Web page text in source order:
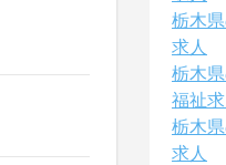
栃木
求人
栃木
福祉求
栃木
求人